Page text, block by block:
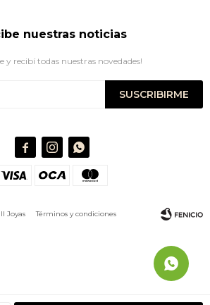
nuestras noticias
y recibí todas nuestras novedades!
SUSCRIBIRME
  
JoyasTérminos y condiciones